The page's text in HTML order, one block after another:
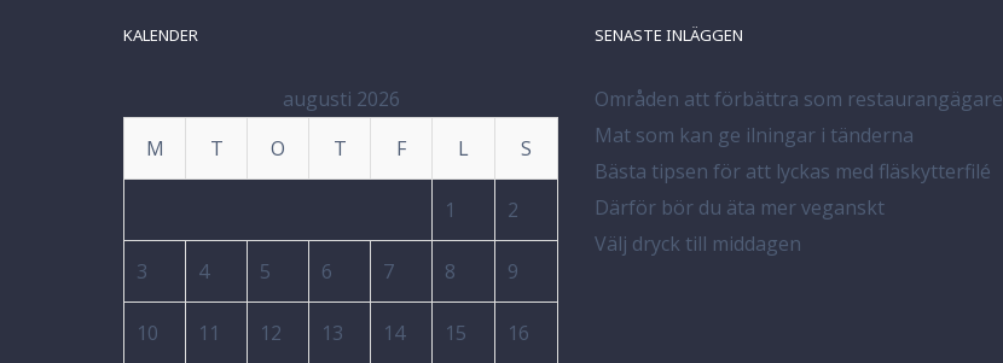
KALENDER
augusti 2026
M
T O T F L S
1 2
3 4 5 6 7 8 9
10 11 12 13 14 15 16
SENASTE INLÄGGEN
Områden att förbättra som restaurangägare
Mat som kan ge ilningar i tänderna
Bästa tipsen för att lyckas med fläskytterfilé
Därför bör du äta mer veganskt
Välj dryck till middagen